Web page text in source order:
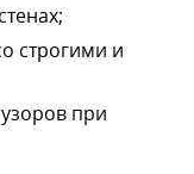
строгими и
при